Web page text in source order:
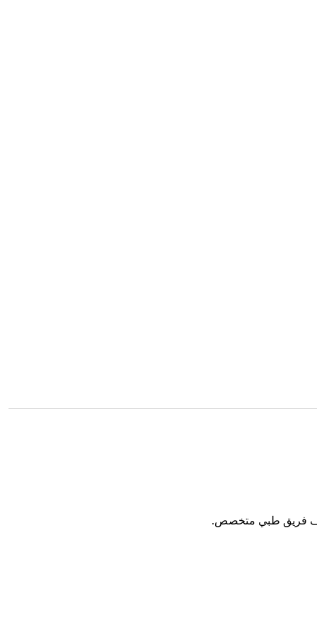
فريق طبي متخصص.